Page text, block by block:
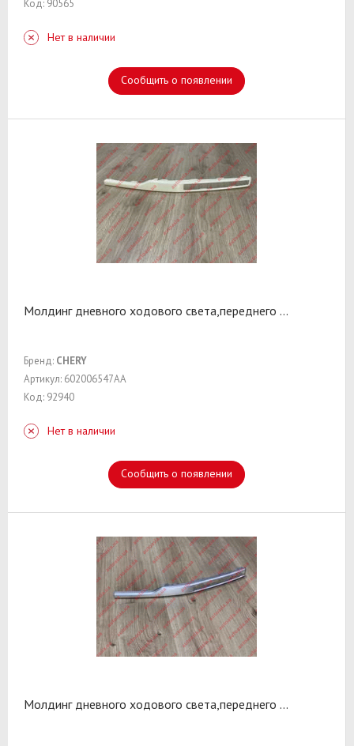
Код: 90565
Нет в наличии
Сообщить о появлении
Молдинг дневного ходового света,переднего ...
Бренд: CHERY
Артикул: 602006547AA
Код: 92940
Нет в наличии
Сообщить о появлении
Молдинг дневного ходового света,переднего ...